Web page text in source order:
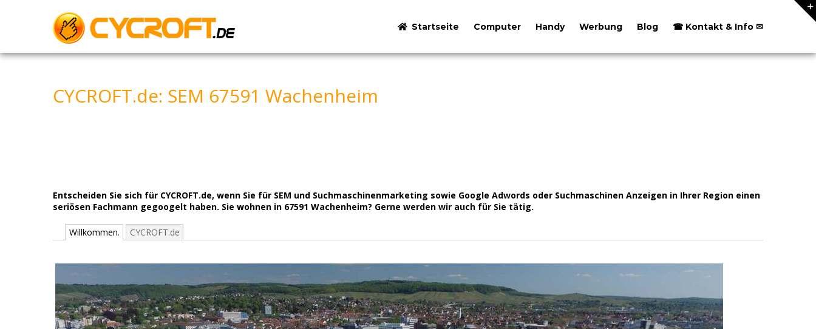
Startseite Computer Handy Werbung Blog ☎ Kontakt & Info ✉
CYCROFT.de: SEM 67591 Wachenheim
Entscheiden Sie sich für CYCROFT.de, wenn Sie für SEM und Suchmaschinenmarketing sowie Google Adwords oder Suchmaschinen Anzeigen in Ihrer Region einen
seriösen Fachmann gegoogelt haben. Sie wohnen in 67591 Wachenheim? Gerne werden wir auch für Sie tätig.
Willkommen. CYCROFT.de